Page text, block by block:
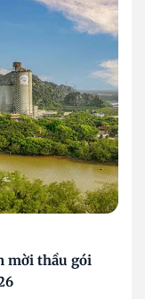
mời thầu gói